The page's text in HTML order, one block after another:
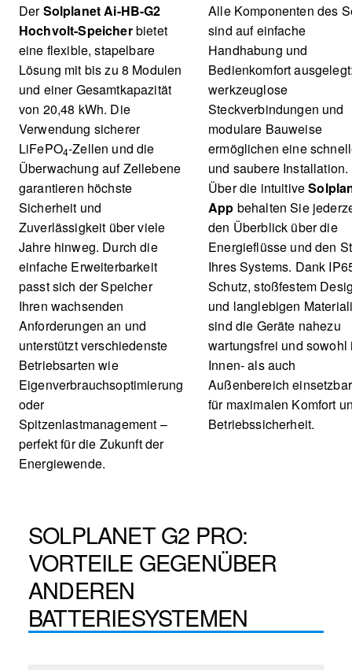
DerSolplanet Ai-HB-G2
Hochvolt-Speicherbietet
eine flexible, stapelbare
Lösung mit bis zu 8 Modulen
und einer Gesamtkapazität
von 20,48 kWh. Die
Verwendung sicherer
LiFePO4-Zellen und die
Überwachung auf Zellebene
garantieren höchste
Sicherheit und
Zuverlässigkeit über viele
Jahre hinweg. Durch die
einfache Erweiterbarkeit
passt sich der Speicher
Ihren wachsenden
Anforderungen an und
unterstützt verschiedenste
Betriebsarten wie
Eigenverbrauchsoptimierung
oder
Spitzenlastmanagement –
perfekt für die Zukunft der
Energiewende.
Alle Komponenten des
sind auf einfache
Handhabung und
Bedienkomfort
werkzeuglose
Steckverbindungen und
modulare Bauweise
ermöglichen eine
und saubere Installation.
Über die intuitive
App behalten Sie
den Überblick über die
Energieflüsse und den
Ihres Systems. Dank
Schutz, stoßfestem
und langlebigen
sind die Geräte nahezu
wartungsfrei und sowohl
Innen- als auch
Außenbereich
für maximalen Komfort
Betriebssicherheit.
SOLPLANET G2 PRO:
VORTEILE GEGENÜBER
ANDEREN
BATTERIESYSTEMEN